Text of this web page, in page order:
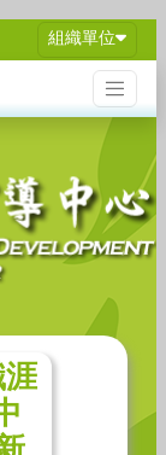
組織單位
涯